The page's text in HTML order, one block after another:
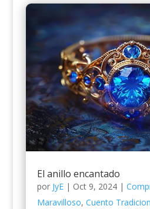
El anillo encantado
por JyE| Oct 9, 2024|
Maravilloso, Cuento